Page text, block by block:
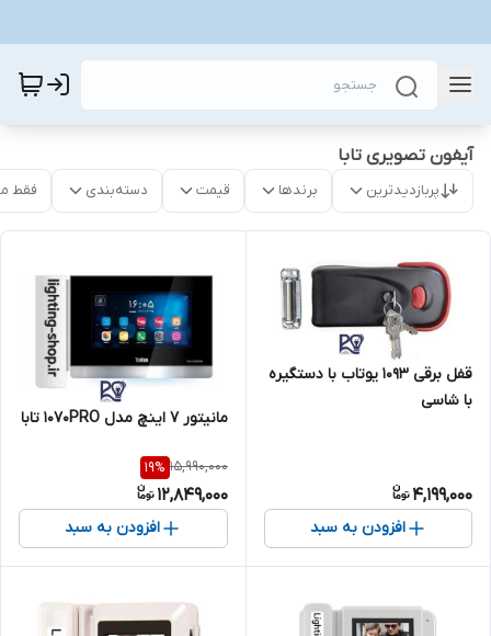
آیفون تصویری تابا
پربازدیدترین برندها قیمت دسته‌بندی فقط
قفل برقی ۱۰۹۳ یوتاب با دستگیره
با شاسی
4,199,000
افزودن به سبد
مانیتور ۷ اینچ مدل ۱۰۷۰PRO تابا
15,990,000
19%
12,849,000
افزودن به سبد